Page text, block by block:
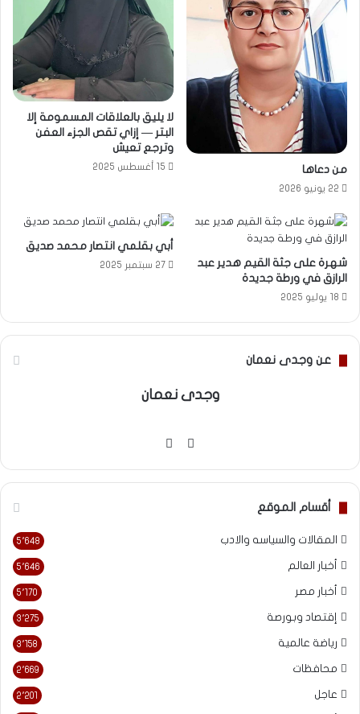
من دعاها
22 يونيو 2026
لا يليق بالعلاقات المسمومة إلا
البتر — إزاي تقص الجزء العفن
وترجع تعيش
15 أغسطس 2025
شهرة على جثة القيم هدير عبد
الرازق في ورطة جديدة
18 يوليو 2025
أبي بقلمي انتصار محمد صديق
27 سبتمبر 2025
عن وجدى نعمان
وجدى نعمان
موقع
أقسام الموقع
المقالات والسياسه والادب 5٬648
أخبار العالم 5٬646
أخبار مصر 5٬170
إقتصاد وبورصة 3٬275
رياضة عالمية 3٬158
محافظات 2٬669
عاجل 2٬201